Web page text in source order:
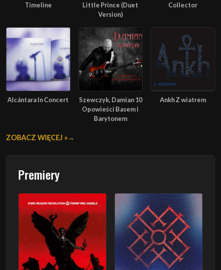
Timeline
Little Prince (Duet
Version)
Collector
Alcántara In Concert
Szewczyk, Damian 10
Opowieści Basem i
Barytonem
Ankh Z wiatrem
ZOBACZ WIĘCEJ »
Premiery